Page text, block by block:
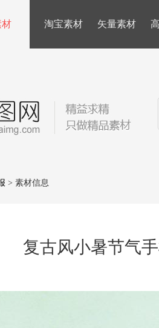
材 淘宝素材 矢量素材
> 素材信息
复古风小暑节气